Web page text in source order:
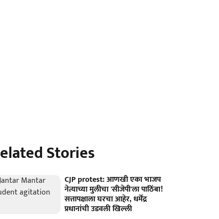
Stories
CJP protest: आणखी एका भाजप
नेत्याच्या मुलीचा 'सीजेपी'ला पाठिंबा!
सत्तापक्षाला घरचा आहेर, धर्मेंद्र
प्रधानांची उडवली खिल्ली